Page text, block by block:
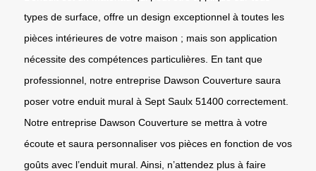
types de surface, offre un design exceptionnel à toutes les
pièces intérieures de votre maison ; mais son application
nécessite des compétences particulières. En tant que
professionnel, notre entreprise Dawson Couverture saura
poser votre enduit mural à Sept Saulx 51400 correctement.
Notre entreprise Dawson Couverture se mettra à votre
écoute et saura personnaliser vos pièces en fonction de vos
goûts avec l’enduit mural. Ainsi, n’attendez plus à faire